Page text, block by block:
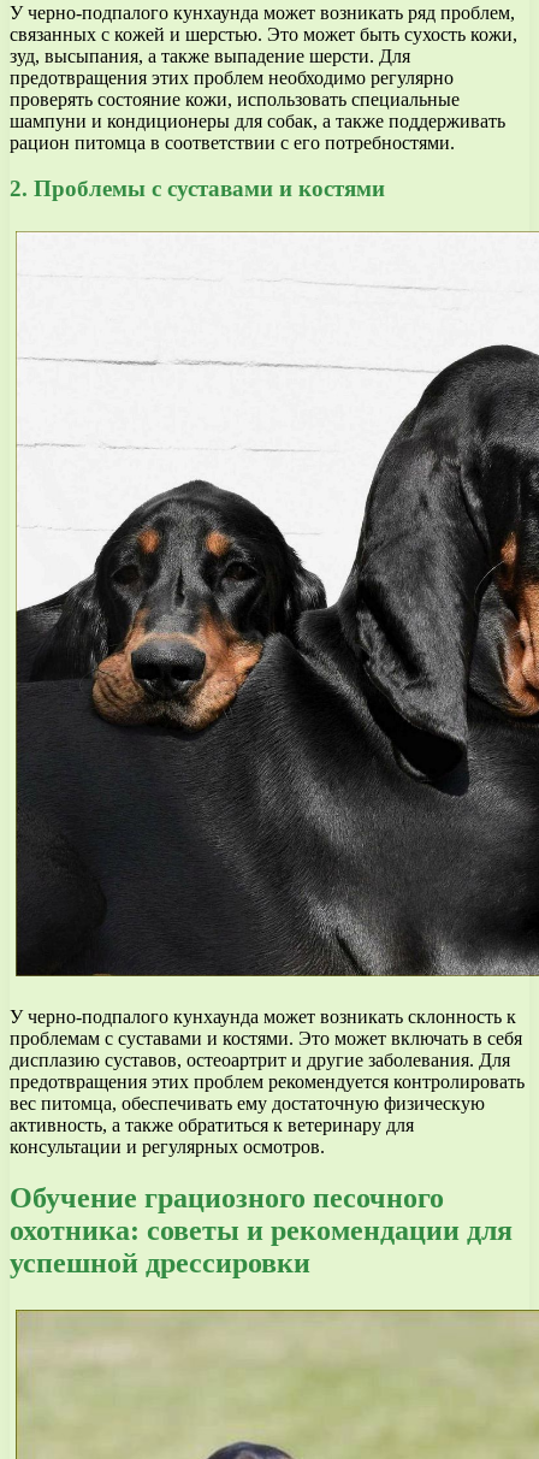
У черно-подпалого кунхаунда может возникать ряд проблем,
связанных с кожей и шерстью. Это может быть сухость кожи,
зуд, высыпания, а также выпадение шерсти. Для
предотвращения этих проблем необходимо регулярно
проверять состояние кожи, использовать специальные
шампуни и кондиционеры для собак, а также поддерживать
рацион питомца в соответствии с его потребностями.
2. Проблемы с суставами и костями
У черно-подпалого кунхаунда может возникать склонность к
проблемам с суставами и костями. Это может включать в себя
дисплазию суставов, остеоартрит и другие заболевания. Для
предотвращения этих проблем рекомендуется контролировать
вес питомца, обеспечивать ему достаточную физическую
активность, а также обратиться к ветеринару для
консультации и регулярных осмотров.
Обучение грациозного песочного
охотника: советы и рекомендации для
успешной дрессировки